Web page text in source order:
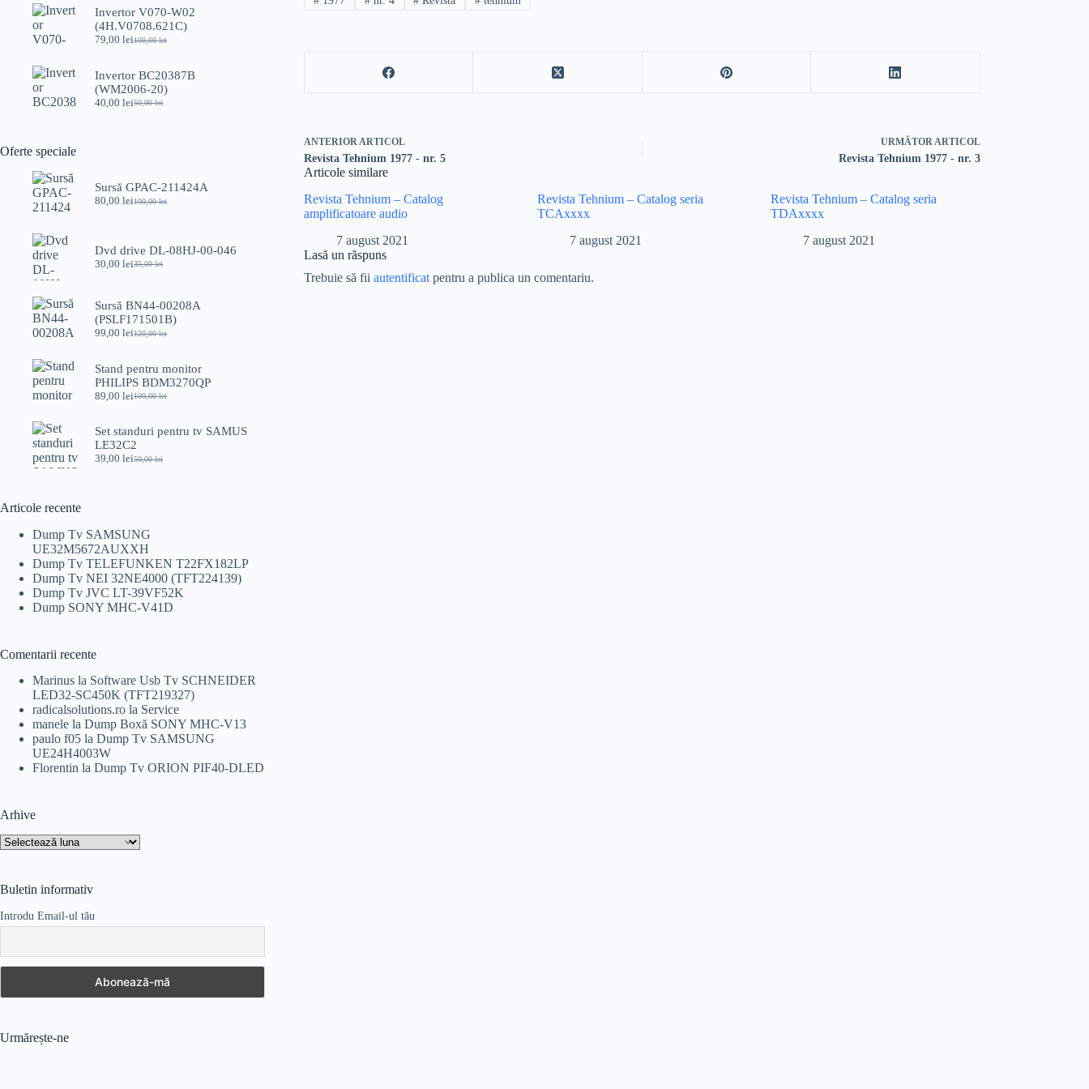
ANTERIORARTICOL
Revista Tehnium 1977 - nr. 5
URMĂTORARTICOL
Revista Tehnium 1977 - nr. 3
Articole similare
Revista Tehnium – Catalog
amplificatoare audio
7 august 2021
Revista Tehnium – Catalog seria
TCAxxxx
7 august 2021
Revista Tehnium – Catalog seria
TDAxxxx
7 august 2021
Lasă un răspuns
Trebuie să fii autentificatpentru a publica un comentariu.
fost:
100,00 lei.
80,00 lei.
Invertor V070-W02
(4H.V0708.621C)
100,00lei
Prețul
fost:
100,00 lei.
79,00leiPrețul
este:
79,00 lei.
Invertor BC20387B
(WM2006-20)
50,00lei
Prețul
40,00leiPrețul
Oferte speciale
Sursă GPAC-211424A
100,00lei
Prețul
fost:
100,00 lei.
80,00leiPrețul
80,00 lei.
Dvd drive DL-08HJ-00-046
35,00lei
Prețul
fost:
35,00 lei.
30,00leiPrețul
30,00 lei.
Sursă BN44-00208A
(PSLF171501B)
120,00lei
Prețul
fost:
120,00 lei.
99,00leiPrețul
este:
99,00 lei.
Stand pentru monitor
PHILIPS BDM3270QP
100,00lei
Prețul
a
fost:
100,00 lei.
89,00leiPrețul
este:
89,00 lei.
Set standuri pentru tv SAMUS
LE32C2
50,00lei
Prețul
39,00leiPrețul
Articole recente
Dump Tv SAMSUNG
UE32M5672AUXXH
Dump Tv TELEFUNKEN T22FX182LP
Dump Tv NEI 32NE4000 (TFT224139)
Dump Tv JVC LT-39VF52K
Dump SONY MHC-V41D
Comentarii recente
Marinus la Software Usb Tv SCHNEIDER
LED32-SC450K (TFT219327)
radicalsolutions.ro la Service
manele la Dump Boxă SONY MHC-V13
paulo f05 la Dump Tv SAMSUNG
UE24H4003W
Florentin la Dump Tv ORION PIF40-DLED
Arhive
Arhive
Buletin informativ
Introdu Email-ul tău
Urmărește-ne